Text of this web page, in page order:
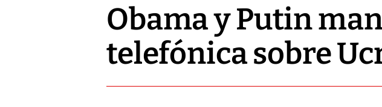
Obama y Putin
telefónica sobre